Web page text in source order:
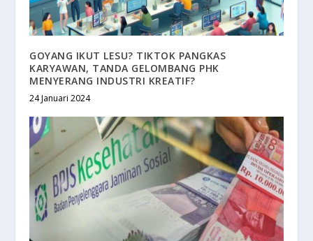
GOYANG IKUT LESU? TIKTOK PANGKAS
KARYAWAN, TANDA GELOMBANG PHK
MENYERANG INDUSTRI KREATIF?
24 Januari 2024